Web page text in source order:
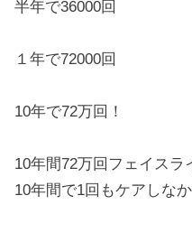
半年で36000回
１年で72000回
10年で72万回！
10年間72万回フェイスラ
10年間で1回もケアしな